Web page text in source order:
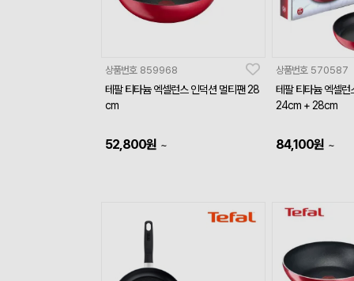
상품번호 859968
테팔 티타늄 엑셀런스 인덕션 멀티팬 28
cm
52,800원 ~
상품번호 570587
테팔 티타늄 엑셀런
24cm + 28cm
84,100원 ~